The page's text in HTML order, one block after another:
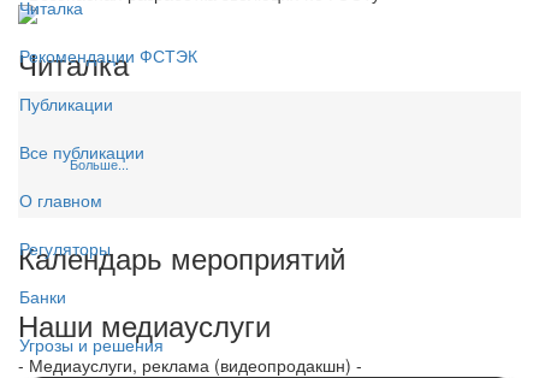
Читалка
Рекомендации ФСТЭК
Публикации
Все публикации
О главном
Регуляторы
Банки
Угрозы и решения
Читалка
Больше...
Календарь мероприятий
Наши медиауслуги
- Медиауслуги, реклама (видеопродакшн) -